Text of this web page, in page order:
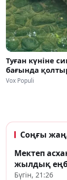
Туған күніне
бағында
Vox Populi
Соңғы
Мектеп
жылдық
Бүгін, 21:26